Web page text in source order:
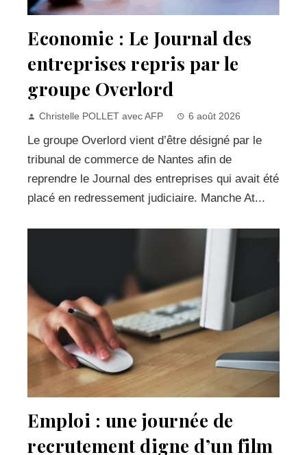
Economie : Le Journal des
entreprises repris par le
groupe Overlord
Christelle POLLET avec AFP 6 août 2026
Le groupe Overlord vient d’être désigné par le
tribunal de commerce de Nantes afin de
reprendre le Journal des entreprises qui avait été
placé en redressement judiciaire. Manche At...
Emploi : une journée de
recrutement digne d’un film